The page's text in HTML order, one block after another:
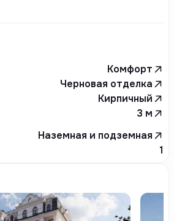
Комфорт
Черновая отделка
Кирпичный
3 м
Наземная и подземная
1